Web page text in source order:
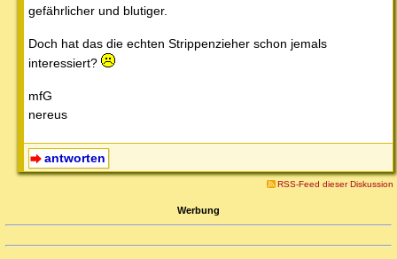
gefährlicher und blutiger.
Doch hat das die echten Strippenzieher schon jemals
interessiert?
mfG
nereus
antworten
RSS-Feed dieser Diskussion
Werbung